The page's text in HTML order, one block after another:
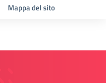
Mappa del sito